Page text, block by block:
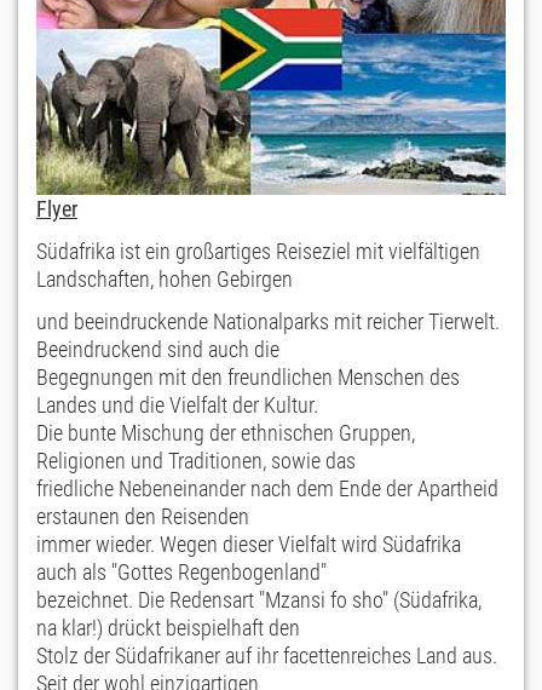
Flyer
Südafrika ist ein großartiges Reiseziel mit vielfältigen
Landschaften, hohen Gebirgen
und beeindruckende Nationalparks mit reicher Tierwelt.
Beeindruckend sind auch die
Begegnungen mit den freundlichen Menschen des
Landes und die Vielfalt der Kultur.
Die bunte Mischung der ethnischen Gruppen,
Religionen und Traditionen, sowie das
friedliche Nebeneinander nach dem Ende der Apartheid
erstaunen den Reisenden
immer wieder. Wegen dieser Vielfalt wird Südafrika
auch als "Gottes Regenbogenland"
bezeichnet. Die Redensart "Mzansi fo sho" (Südafrika,
na klar!) drückt beispielhaft den
Stolz der Südafrikaner auf ihr facettenreiches Land aus.
Seit der wohl einzigartigen